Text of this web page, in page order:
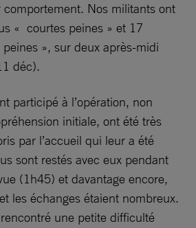
Nos militants ont
« courtes peines » et 17
», sur deux après-midi
déc).
participé à l’opération, non
initiale, ont été très
par l’accueil qui leur a été
sont restés avec eux pendant
(1h45) et davantage encore,
les échanges étaient nombreux.
une petite difficulté